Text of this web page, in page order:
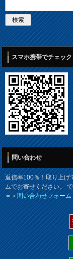
スマホ携帯でチェック
問い合わせ
返信率100％！取り上げ
ムでお寄せください。
＝＞問い合わせフォーム